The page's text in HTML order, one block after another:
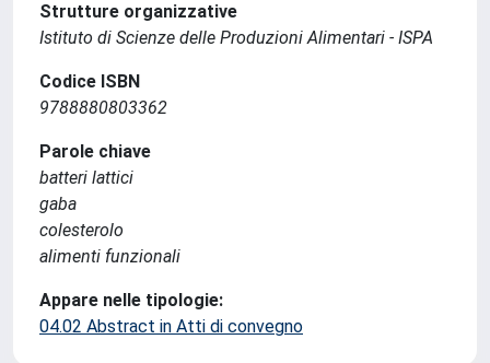
Strutture organizzative
Istituto di Scienze delle Produzioni Alimentari - ISPA
Codice ISBN
9788880803362
Parole chiave
batteri lattici
gaba
colesterolo
alimenti funzionali
Appare nelle tipologie:
04.02 Abstract in Atti di convegno